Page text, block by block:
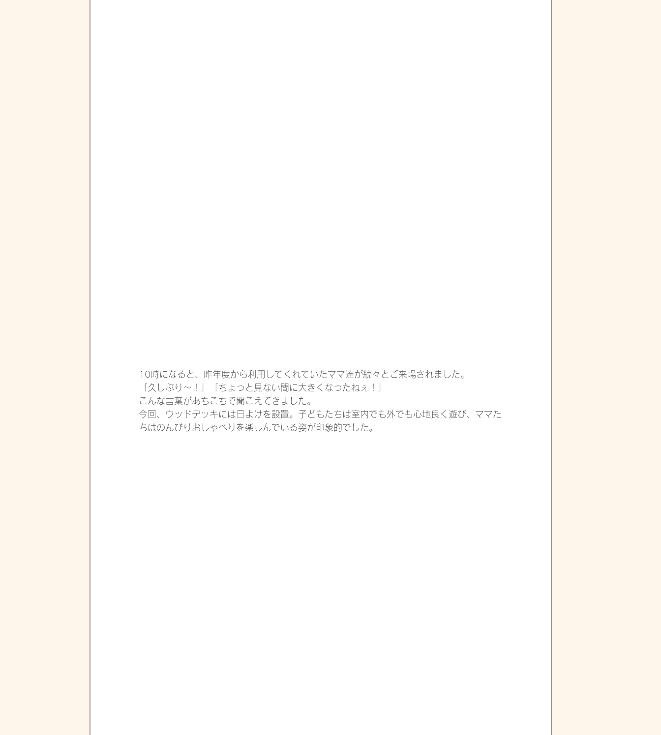
10時になると、昨年度から利用してくれていたママ達が続々とご来場されました。
「久しぶり〜！」「ちょっと見ない間に大きくなったねぇ！」
こんな言葉があちこちで聞こえてきました。
今回、ウッドデッキには日よけを設置。子どもたちは室内でも外でも心地良く遊び、ママた
ちはのんびりおしゃべりを楽しんでいる姿が印象的でした。